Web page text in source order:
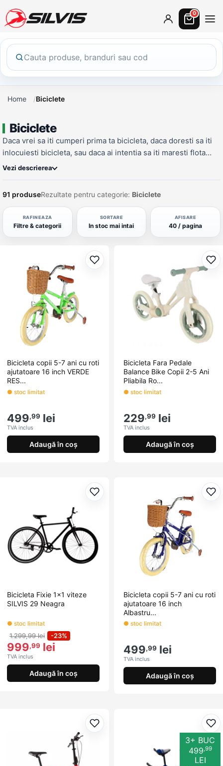
0
Home Biciclete
Biciclete
Daca vrei sa iti cumperi prima ta bicicleta, daca doresti sa iti
inlocuiesti bicicleta, sau daca ai intentia sa iti maresti flota
personala de biciclete, atunci ai nevoie de multe detalii si
autorizat pe toate marcile din portofoliu
Vezi descrierea
91 produseRezultate pentru categorie: Biciclete
RAFINEAZA
Filtre & categorii
SORTARE
In stoc mai intai
AFISARE
40 / pagina
Adaugă la favorite
Bicicleta copii 5-7 ani cu roti
ajutatoare 16 inch VERDE
RES...
● stoc limitat
499,99 lei
TVA inclus
Adaugă în coș
Bicicleta Fara Pedale
Balance Bike Copii 2-5 Ani
Pliabila Ro...
● stoc limitat
229,99 lei
TVA inclus
Adaugă în coș
Adaugă la favorite
Bicicleta Fixie 1x1 viteze
SILVIS 29 Neagra
● stoc limitat
1.299,99 lei -23%
999,99 lei
TVA inclus
Adaugă în coș
Bicicleta copii 5-7 ani cu roti
ajutatoare 16 inch
Albastru...
● stoc limitat
499,99 lei
TVA inclus
Adaugă în coș
Adaugă la favorite
3+ BUC
499,99
LEI